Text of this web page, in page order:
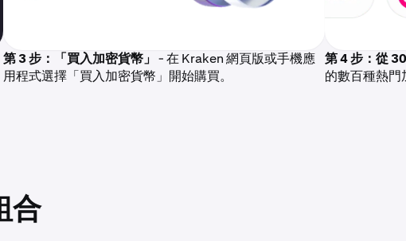
第 3 步：「買入加密貨幣」 - 在 Kraken 網頁版或手機應
用程式選擇「買入加密貨幣」開始購買。
第 4 步：從
的數百種熱
合